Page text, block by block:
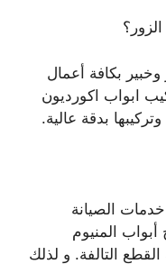
بكافة أعمال
ابواب اكورديون
بدقة عالية.
الصيانة
المنيوم
التالفة. و لذلك